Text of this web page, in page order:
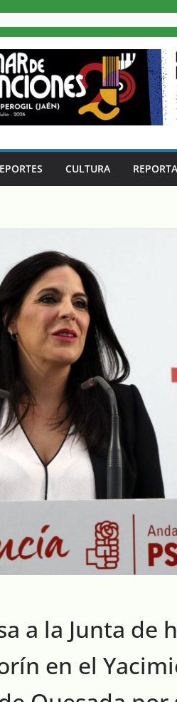
CULTURA
a la Junta de
en el